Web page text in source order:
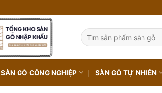
Tìm
kiếm:
SÀN GỖ CÔNG NGHIỆP SÀN GỖ TỰ NHIÊN